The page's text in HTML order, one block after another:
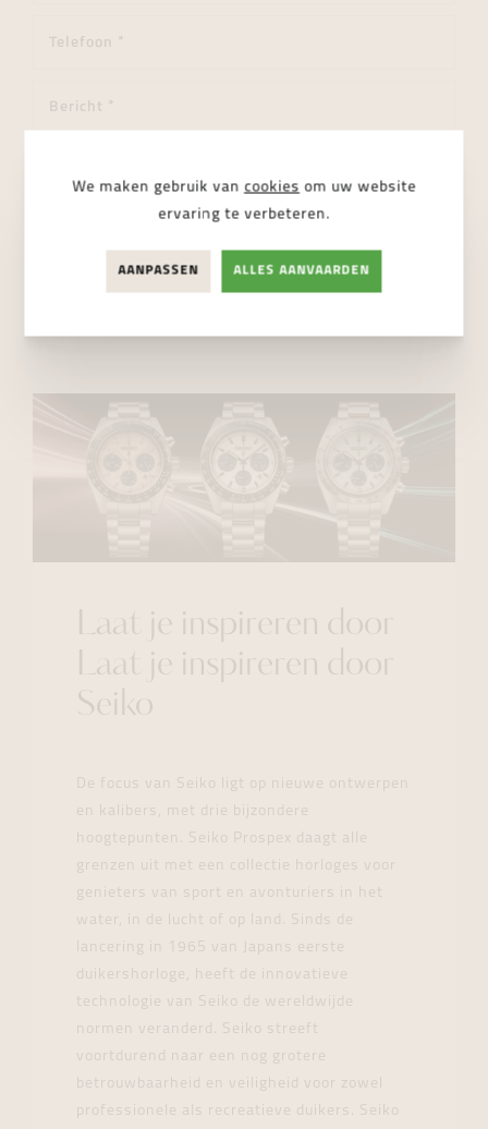
Ik ga akkoord met deprivacy regelgeving
Laat je inspireren door
Laat je inspireren door
Seiko
De focus van Seiko ligt op nieuwe ontwerpen
en kalibers, met drie bijzondere
hoogtepunten. Seiko Prospex daagt alle
grenzen uit met een collectie horloges voor
genieters van sport en avonturiers in het
water, in de lucht of op land. Sinds de
lancering in 1965 van Japans eerste
duikershorloge, heeft de innovatieve
technologie van Seiko de wereldwijde
normen veranderd. Seiko streeft
voortdurend naar een nog grotere
betrouwbaarheid en veiligheid voor zowel
professionele als recreatieve duikers. Seiko
We maken gebruik van cookies om uw website
ervaring te verbeteren.
AANPASSEN ALLES AANVAARDEN